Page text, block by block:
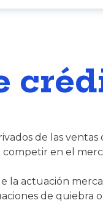
de las
en el
la actuación
de quiebra